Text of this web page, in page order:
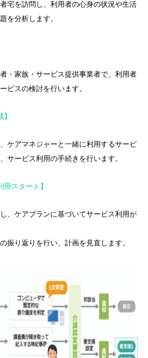
宅を訪問し、利用者の心身の状況や生活
を分析します。
・家族・サービス提供事業者で、利用者
ビスの検討を行います。
ケアマネジャーと一緒に利用するサービ
サービス利用の手続きを行います。
用スタート】
、ケアプランに基づいてサービス利用が
振り返りを行い、計画を見直します。